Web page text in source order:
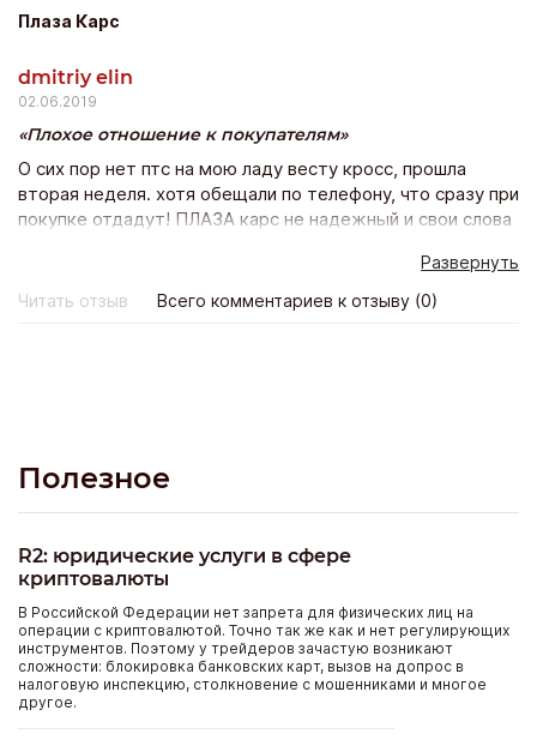
посмеиваешься. Все услуги бесплатные. Как сказал
менеджер Артем, если цена не устроит, то вы ни за что
Плаза Карс
dmitriy elin
02.06.2019
Плохое отношение к покупателям
О сих пор нет птс на мою ладу весту кросс, прошла
вторая неделя. хотя обещали по телефону, что сразу при
покупке отдадут! ПЛАЗА карс не надежный и свои слова
отношение персоанала к покупателям, как будто
одолжение мне делали. Покупка состоялась, но остался
Развернуть
Читать отзыв
Всего комментариев к отзыву (0)
Полезное
R2: юридические услуги в сфере
криптовалюты
В Российской Федерации нет запрета для физических лиц на
операции с криптовалютой. Точно так же как и нет регулирующих
инструментов. Поэтому у трейдеров зачастую возникают
сложности: блокировка банковских карт, вызов на допрос в
налоговую инспекцию, столкновение с мошенниками и многое
другое.